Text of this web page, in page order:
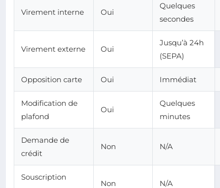
Virement interne Oui
Quelques
secondes
Virement externe Oui
Jusqu’à 24h
(SEPA)
Opposition carte Oui Immédiat
Modification de
plafond
Oui
Quelques
minutes
Demande de
crédit
Non N/A
Souscription
Non N/A